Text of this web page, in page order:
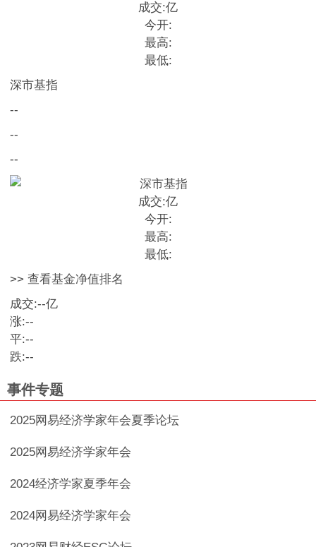
成交:亿
今开:
最高:
最低:
深市基指
--
--
--
成交:亿
今开:
最高:
最低:
>> 查看基金净值排名
成交:--亿
涨:--
平:--
跌:--
事件专题
2025网易经济学家年会夏季论坛
2025网易经济学家年会
2024经济学家夏季年会
2024网易经济学家年会